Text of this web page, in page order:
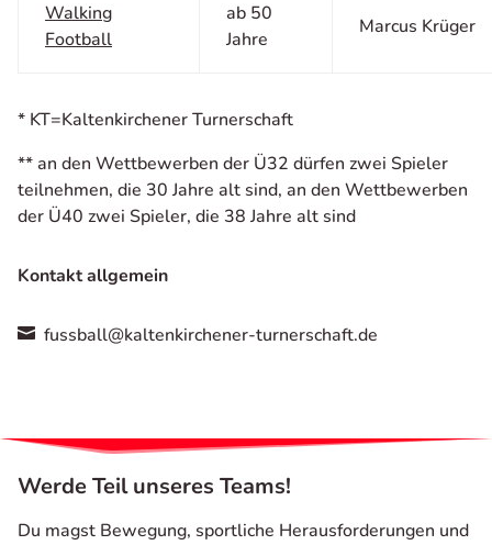
Walking
Football
ab 50
Jahre
Marcus Krüger
* KT=Kaltenkirchener Turnerschaft
** an den Wettbewerben der Ü32 dürfen zwei Spieler
teilnehmen, die 30 Jahre alt sind, an den Wettbewerben
der Ü40 zwei Spieler, die 38 Jahre alt sind
Kontakt allgemein
 fussball@kaltenkirchener-turnerschaft.de
Werde Teil unseres Teams!
Du magst Bewegung, sportliche Herausforderungen und